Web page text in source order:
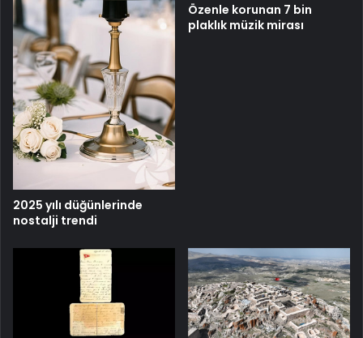
2025 yılı düğünlerinde
nostalji trendi
Özenle korunan 7 bin
plaklık müzik mirası